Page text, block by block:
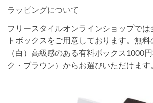
ラッピングについて
フリースタイルオンラインショップでは
トボックスをご用意しております。無料
（白）高級感のある有料ボックス1000
ク・ブラウン）からお選びいただけます。